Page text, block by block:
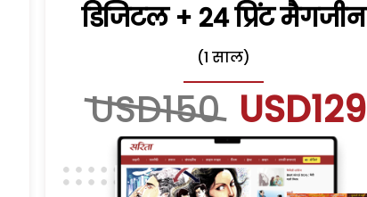
डिजिटल + 24 प्रिंट मैगजीन
(1 साल)
USD150 USD129